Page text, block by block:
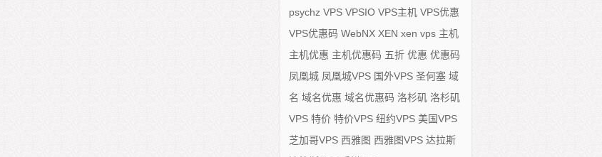
psychz VPS VPSIO VPS主机 VPS优惠
VPS优惠码 WebNX XEN xen vps 主机
主机优惠 主机优惠码 五折 优惠 优惠码
凤凰城 凤凰城VPS 国外VPS 圣何塞 域
名 域名优惠 域名优惠码 洛杉矶 洛杉矶
VPS 特价 特价VPS 纽约VPS 美国VPS
芝加哥VPS 西雅图 西雅图VPS 达拉斯